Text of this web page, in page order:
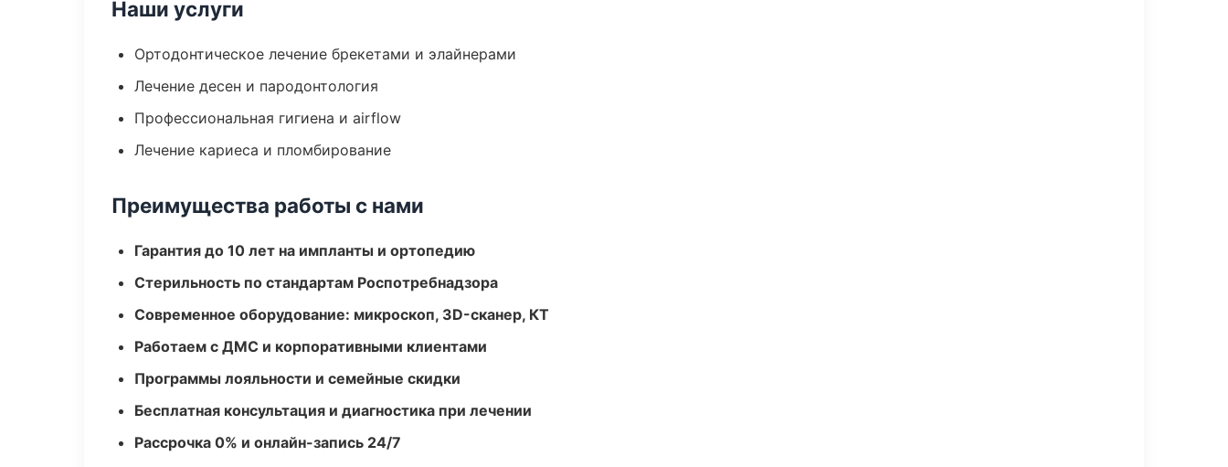
Наши услуги
Ортодонтическое лечение брекетами и элайнерами
Лечение десен и пародонтология
Профессиональная гигиена и airflow
Лечение кариеса и пломбирование
Преимущества работы с нами
Гарантия до 10 лет на импланты и ортопедию
Стерильность по стандартам Роспотребнадзора
Современное оборудование: микроскоп, 3D-сканер, КТ
Работаем с ДМС и корпоративными клиентами
Программы лояльности и семейные скидки
Бесплатная консультация и диагностика при лечении
Рассрочка 0% и онлайн-запись 24/7